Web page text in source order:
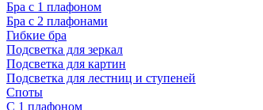
Бра с 1 плафоном
Бра с 2 плафонами
Гибкие бра
Подсветка для зеркал
Подсветка для картин
Подсветка для лестниц и ступеней
Споты
С 1 плафоном